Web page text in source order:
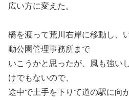
広い方に変えた。
橋を渡って荒川右岸に移動し、
動公園管理事務所まで
いこうかと思ったが、風も強い
けでもないので、
途中で土手を下りて道の駅に向